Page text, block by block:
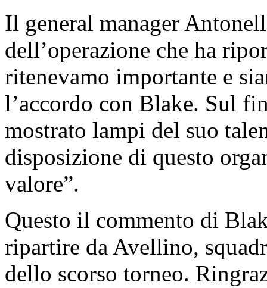
Il general manager
dell’operazione che ha
ritenevamo importante e
l’accordo con Blake. Sul
mostrato lampi del suo
disposizione di questo
valore”.
Questo il commento di
ripartire da Avellino,
dello scorso torneo.